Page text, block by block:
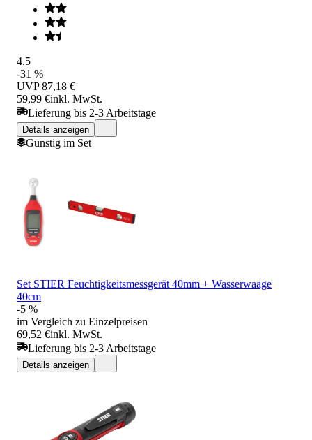
4.5
-31 %
UVP 87,18 €
59,99 €inkl. MwSt.
Lieferung bis 2-3 Arbeitstage
Details anzeigen
Günstig im Set
Set STIER Feuchtigkeitsmessgerät 40mm + Wasserwaage
40cm
-5 %
im Vergleich zu Einzelpreisen
69,52 €inkl. MwSt.
Lieferung bis 2-3 Arbeitstage
Details anzeigen